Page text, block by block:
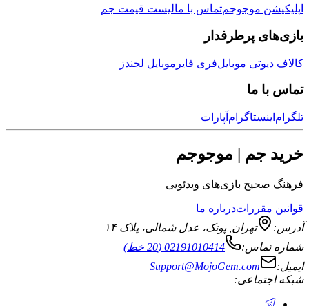
موجوجم تماس با مالیست قیمت جم
پرطرفدار
موبایلفری فایرموبایل لجندز
ما
آپارات
جم | موجوجم
بازی‌های ویدئویی
درباره ما
تهران ,پونک، عدل شمالی، پلاک ۱۴
02191010414 (20 خط)
Support@MojoGem.com